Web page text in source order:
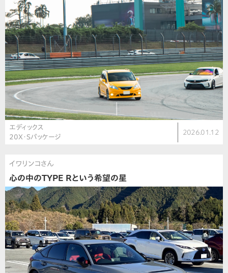
エディックス
20X・Sパッケージ
2026.01.12
イワリンコさん
心の中のTYPE Rという希望の星